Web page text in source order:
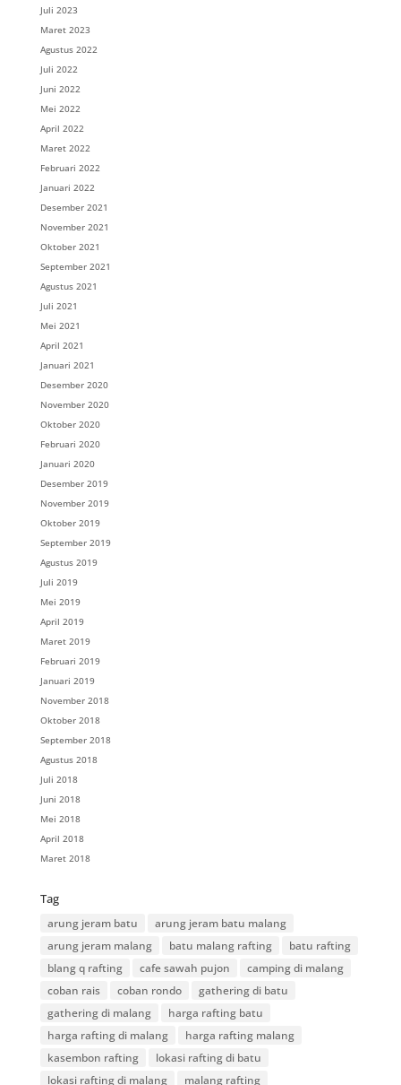
Juli 2023
Maret 2023
Agustus 2022
Juli 2022
Juni 2022
Mei 2022
April 2022
Maret 2022
Februari 2022
Januari 2022
Desember 2021
November 2021
Oktober 2021
September 2021
Agustus 2021
Juli 2021
Mei 2021
April 2021
Januari 2021
Desember 2020
November 2020
Oktober 2020
Februari 2020
Januari 2020
Desember 2019
November 2019
Oktober 2019
September 2019
Agustus 2019
Juli 2019
Mei 2019
April 2019
Maret 2019
Februari 2019
Januari 2019
November 2018
Oktober 2018
September 2018
Agustus 2018
Juli 2018
Juni 2018
Mei 2018
April 2018
Maret 2018
Tag
arung jeram batu
arung jeram batu malang
arung jeram malang
batu malang rafting
batu rafting
blang q rafting
cafe sawah pujon
camping di malang
coban rais
coban rondo
gathering di batu
gathering di malang
harga rafting batu
harga rafting di malang
harga rafting malang
kasembon rafting
lokasi rafting di batu
lokasi rafting di malang
malang rafting